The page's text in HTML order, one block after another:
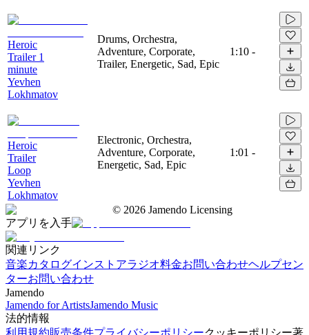
Heroic
Trailer 1
minute
Yevhen
Lokhmatov
Drums, Orchestra,
Adventure, Corporate,
Trailer, Energetic, Sad, Epic
1:10 -
Heroic
Trailer
Loop
Yevhen
Lokhmatov
Electronic, Orchestra,
Adventure, Corporate,
Energetic, Sad, Epic
1:01 -
© 2026 Jamendo Licensing
アプリを入手
関連リンク
音楽カタログインストアラジオ料金お問い合わせヘルプセン
ターお問い合わせ
Jamendo
Jamendo for ArtistsJamendo Music
法的情報
利用規約販売条件プライバシーポリシークッキーポリシー著